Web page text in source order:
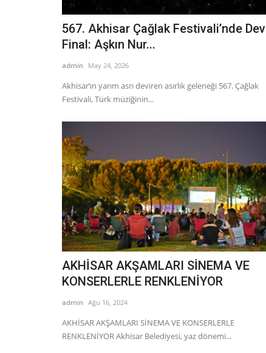
567. Akhisar Çağlak Festivali’nde Dev
Final: Aşkın Nur...
admin May 24, 2026
Akhisar’ın yarım asrı deviren asırlık geleneği 567. Çağlak
Festivali, Türk müziğinin...
AKHİSAR AKŞAMLARI SİNEMA VE
KONSERLERLE RENKLENİYOR
admin Ağu 16, 2024
AKHİSAR AKŞAMLARI SİNEMA VE KONSERLERLE
RENKLENİYOR Akhisar Belediyesi, yaz dönemi...
Güncel